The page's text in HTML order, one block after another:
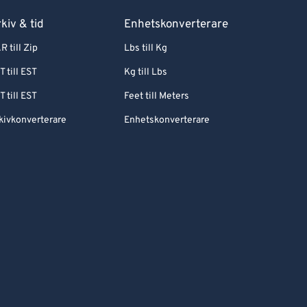
& tid
till Zip
till EST
till EST
Enhetskonverterare
Lbs till Kg
Kg till Lbs
Feet till Meters
Enhetskonverterare